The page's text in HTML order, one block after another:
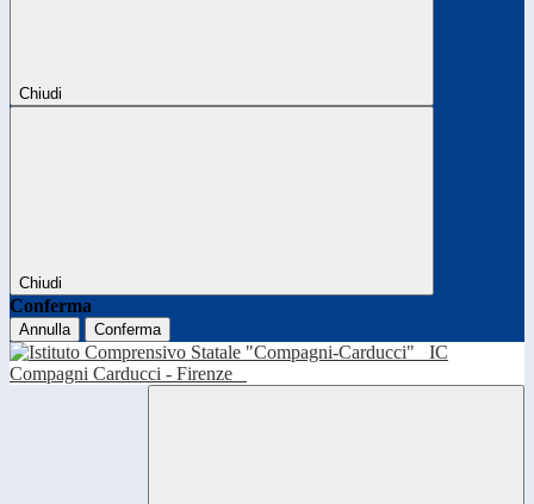
Chiudi
Chiudi
Conferma
Annulla Conferma
IC
Compagni Carducci - Firenze